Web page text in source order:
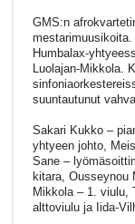
GMS:n
Humbalax-
Luolajan-Mikkola.
suuntautunut
Sakari Kukko –
yhtyeen johto,
Sane –
kitara, Ousseynou
Mikkola – 1. viulu,
alttoviulu ja Iida-